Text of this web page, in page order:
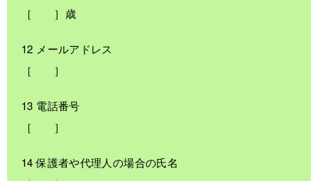
［ ］歳
12 メールアドレス
［ ］
13 電話番号
［ ］
14 保護者や代理人の場合の氏名